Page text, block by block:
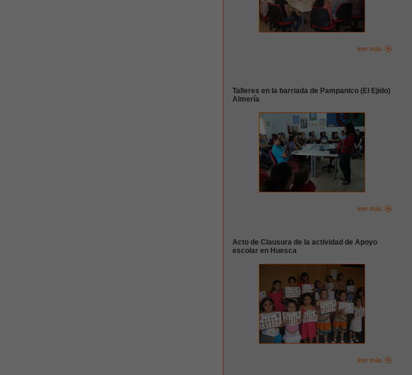
leer más
Talleres en la barriada de Pampanico (El Ejido)
Almería
leer más
Acto de Clausura de la actividad de Apoyo
escolar en Huesca
leer más